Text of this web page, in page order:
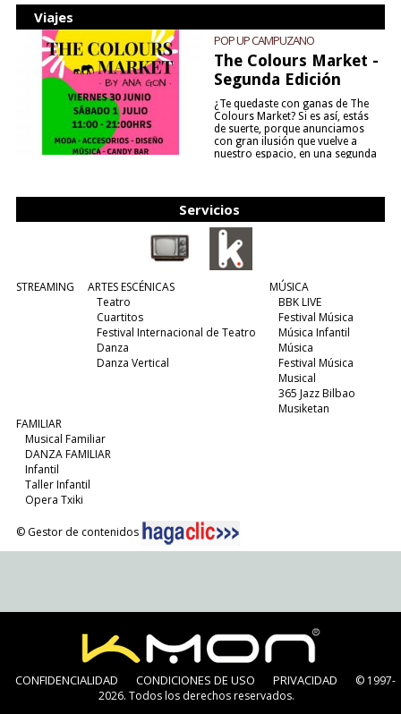
Viajes
POP UP CAMPUZANO
The Colours Market -
Segunda Edición
¿Te quedaste con ganas de The
Colours Market? Si es así, estás
de suerte, porque anunciamos
con gran ilusión que vuelve a
nuestro espacio, en una segunda
Servicios
STREAMING
ARTES ESCÉNICAS
Teatro
Cuartitos
Festival Internacional de Teatro
Danza
Danza Vertical
MÚSICA
BBK LIVE
Festival Música
Música Infantil
Música
Festival Música
Musical
365 Jazz Bilbao
Musiketan
FAMILIAR
Musical Familiar
DANZA FAMILIAR
Infantil
Taller Infantil
Opera Txiki
© Gestor de contenidos
CONFIDENCIALIDAD CONDICIONES DE USO PRIVACIDAD
© 1997-
2026. Todos los derechos reservados.